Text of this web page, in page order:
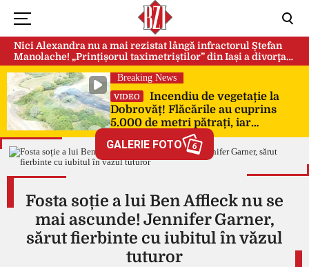
Nici Alexandra nu a mai rezistat lângă infractorul Ștefan
Manolache! „Prințișorul taximetriștilor” din Iași a divorţat
după doi ani de căsnicie
Breaking News
VIDEO
Incendiu de vegetație la
Dobrovăț! Flăcările au cuprins
5.000 de metri pătrați, iar
pompierii au intervenit de urgență
GALERIE FOTO 6
Fosta soție a lui Ben Affleck nu se
mai ascunde! Jennifer Garner,
sărut fierbinte cu iubitul în văzul
tuturor